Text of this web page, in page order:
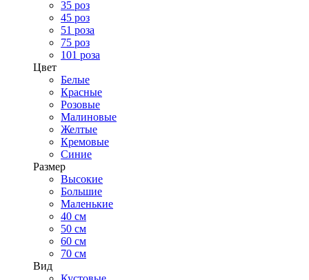
35 роз
45 роз
51 роза
75 роз
101 роза
Цвет
Белые
Красные
Розовые
Малиновые
Желтые
Кремовые
Синие
Размер
Высокие
Большие
Маленькие
40 см
50 см
60 см
70 см
Вид